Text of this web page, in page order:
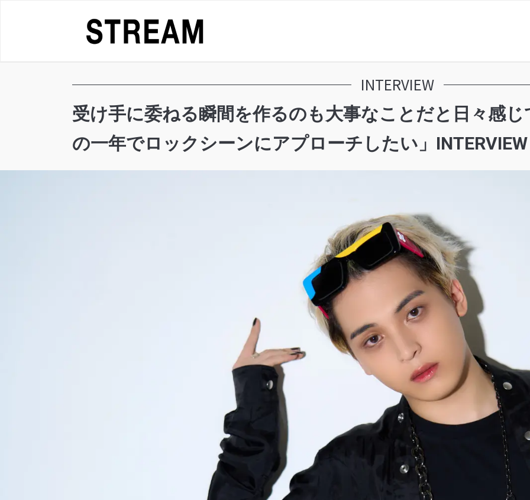
INTERVIEW
受け手に委ねる瞬間を作るのも大事なことだと日々感じ
の一年でロックシーンにアプローチしたい」INTERVIEW